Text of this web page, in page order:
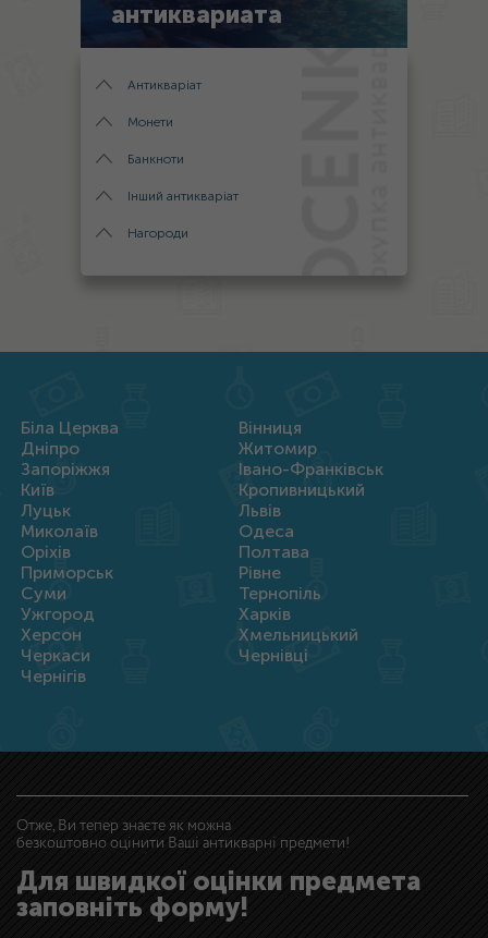
антиквариата
Антикваріат
Монети
Банкноти
Інший антикваріат
Нагороди
Біла Церква
Вінниця
Дніпро
Житомир
Запоріжжя
Івано-Франківськ
Київ
Кропивницький
Луцьк
Львів
Миколаїв
Одеса
Оріхів
Полтава
Приморськ
Рівне
Суми
Тернопіль
Ужгород
Харків
Херсон
Хмельницький
Черкаси
Чернівці
Чернігів
Отже, Ви тепер знаєте як можна
безкоштовно оцінити Ваші антикварні предмети!
Для швидкої оцінки предмета
заповніть форму!